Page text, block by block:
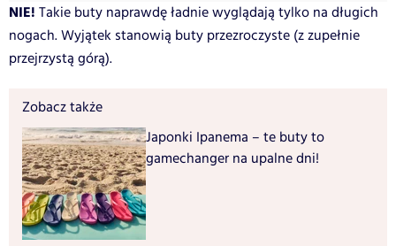
NIE! Takie buty naprawdę ładnie wyglądają tylko na długich
nogach. Wyjątek stanowią buty przezroczyste (z zupełnie
przejrzystą górą).
Zobacz także
Japonki Ipanema – te buty to
gamechanger na upalne dni!